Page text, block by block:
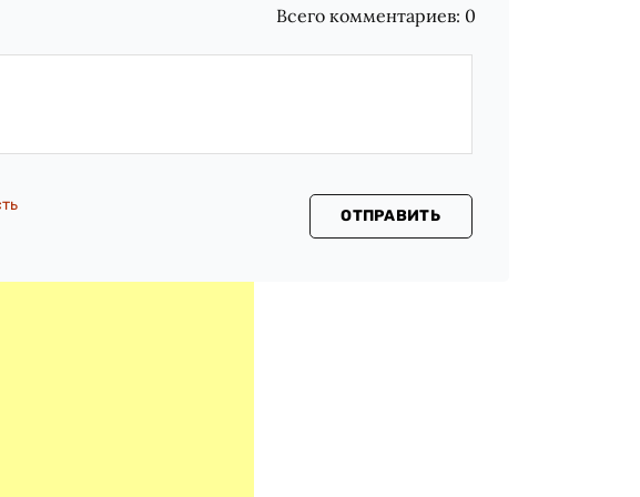
Всего комментариев: 0
ОТПРАВИТЬ